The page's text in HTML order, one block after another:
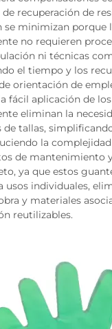
recuperación de
minimizan porque
no requieren
ni técnicas
el tiempo y los
orientación de
fácil aplicación de
eliminan la
de tallas,
la
de mantenimiento
ya que estos
usos individuales,
y materiales
reutilizables.